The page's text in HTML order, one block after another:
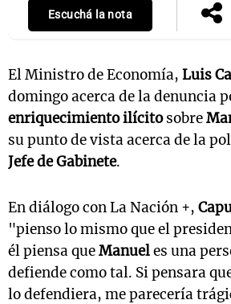
Escuchá la nota
El Ministro de Economía, Luis
domingo acerca de la denuncia
enriquecimiento ilícitosobre
su punto de vista acerca de la
Jefe de Gabinete.
En diálogo con La Nación +,
"pienso lo mismo que el
él piensa queManueles una
defiende como tal. Si pensara
lo defendiera, me parecería